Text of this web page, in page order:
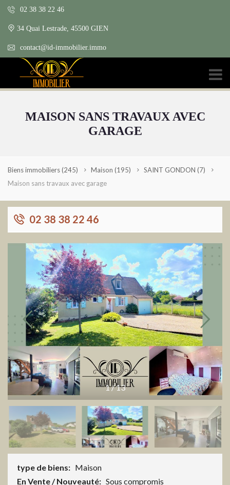
02 38 38 22 46
34 Quai Lestrade, 45500 GIEN
contact@id-immobilier.immo
MAISON SANS TRAVAUX AVEC
GARAGE
Biens immobiliers(245) Maison (195) SAINT GONDON (7)
Maison sans travaux avec garage
02 38 38 22 46
1/13
type de biens: Maison
En Vente / Nouveauté: Sous compromis